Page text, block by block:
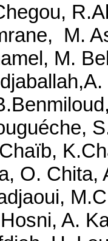
M.
M.
O.
A.